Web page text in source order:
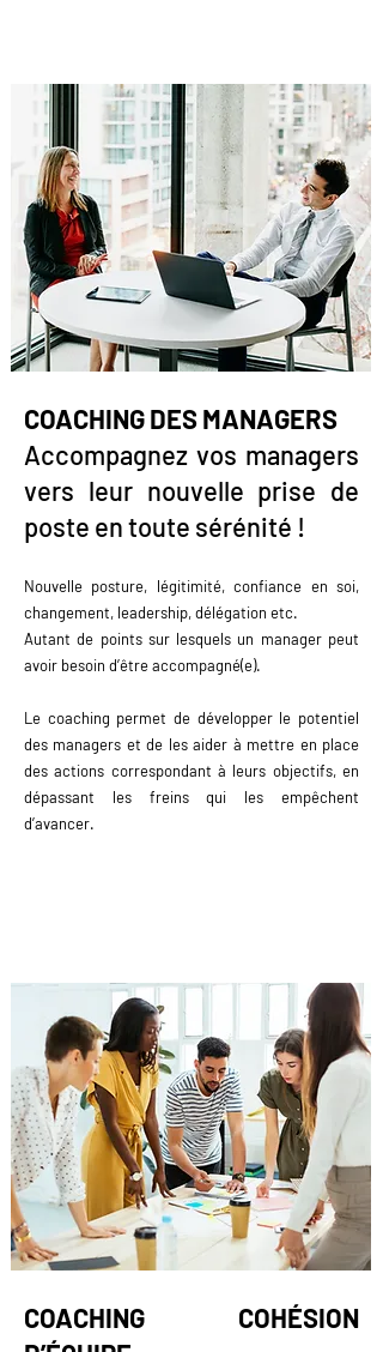
COACHING DES MANAGERS
Accompagnez vos managers
vers leur nouvelle prise de
poste en toute sérénité !
Nouvelle posture, légitimité, confiance en soi,
changement, leadership, délégation etc.
Autant de points sur lesquels un manager peut
avoir besoin d’être accompagné(e).
Le coaching permet de développer le potentiel
des managers et de les aider à mettre en place
des actions correspondant à leurs objectifs, en
dépassant les freins qui les empêchent
d’avancer.
COACHING COHÉSION